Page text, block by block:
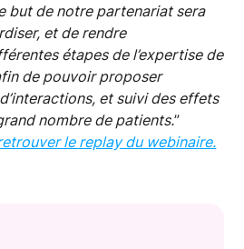
but de notre partenariat sera
et de rendre
étapes de l’expertise de
de pouvoir proposer
et suivi des effets
nombre de patients.”
le replay du webinaire.